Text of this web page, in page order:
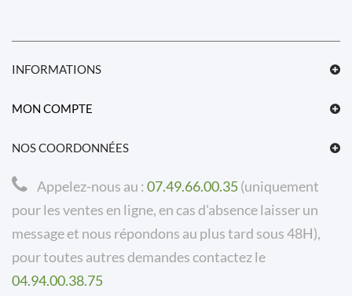
INFORMATIONS
MON COMPTE
NOS COORDONNÉES
Appelez-nous au : 07.49.66.00.35(uniquement
pour les ventes en ligne, en cas d'absence laisser un
message et nous répondons au plus tard sous 48H),
pour toutes autres demandes contactez le
04.94.00.38.75